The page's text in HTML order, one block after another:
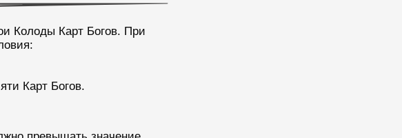
Колоды Карт Богов. При
Карт Богов.